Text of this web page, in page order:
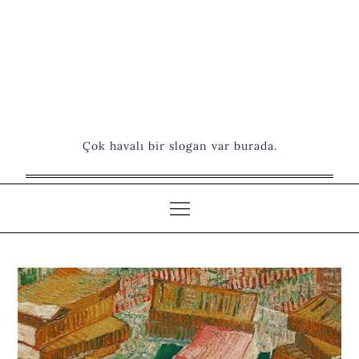
Çok havalı bir slogan var burada.